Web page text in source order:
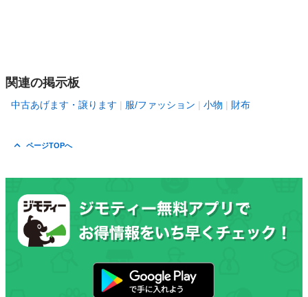
関連の掲示板
中古あげます・譲ります 服/ファッション 小物 財布
ページTOPへ